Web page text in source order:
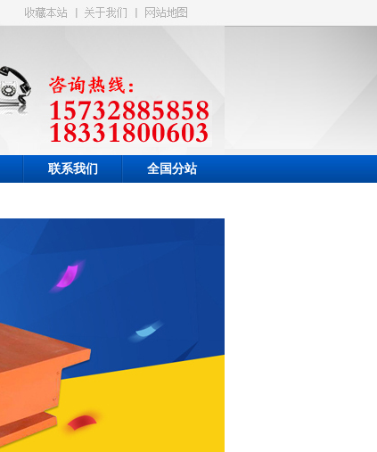
联系我们 全国分站